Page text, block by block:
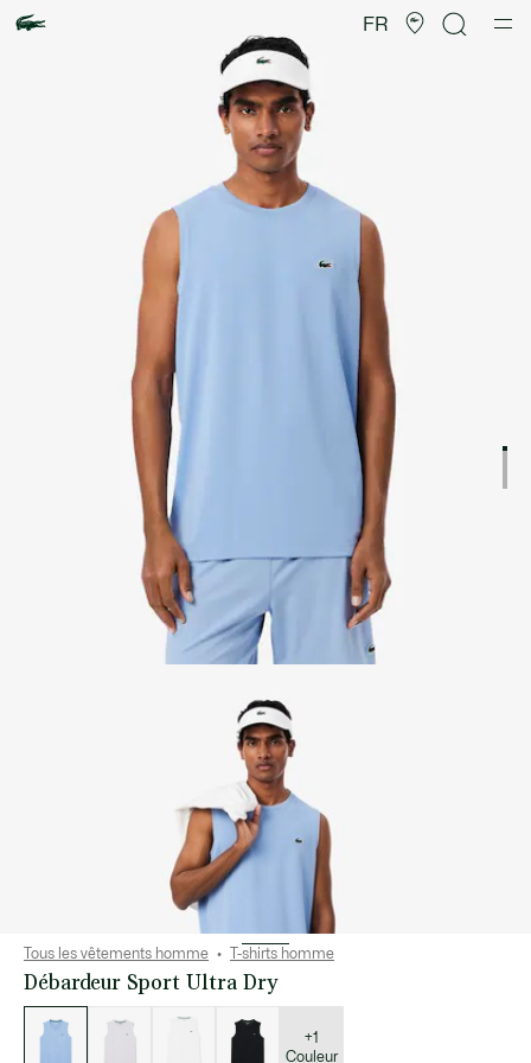
FR
d’images
produit
Tous les vêtements homme T-shirts homme
Débardeur Sport Ultra Dry
des
déclinaisons
+1
Couleur